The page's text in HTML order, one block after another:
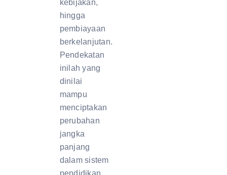
kebijakan,
hingga
pembiayaan
berkelanjutan.
Pendekatan
inilah yang
dinilai
mampu
menciptakan
perubahan
jangka
panjang
dalam sistem
pendidikan.